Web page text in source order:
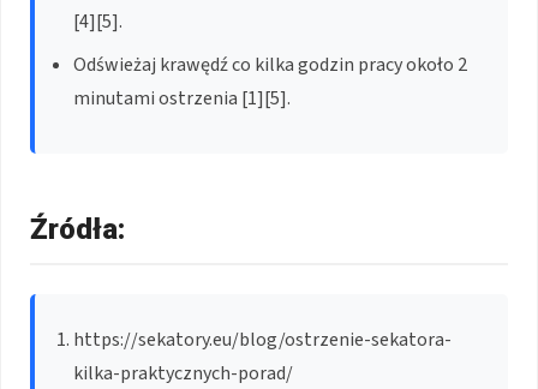
[4][5].
Odświeżaj krawędź co kilka godzin pracy około 2
minutami ostrzenia [1][5].
Źródła:
https://sekatory.eu/blog/ostrzenie-sekatora-
kilka-praktycznych-porad/